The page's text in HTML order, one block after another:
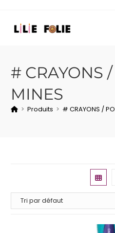
# CRAYONS
MINES
> Produits > # CRAYONS /